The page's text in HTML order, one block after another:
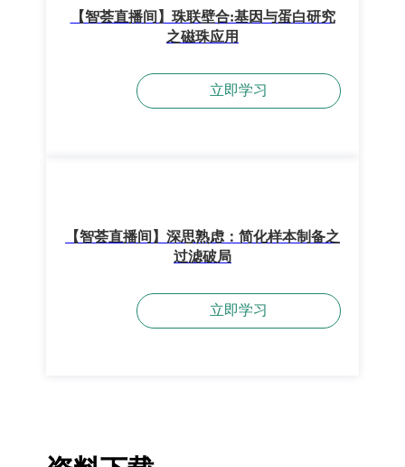
【智荟直播间】珠联壁合:基因与蛋白研究
之磁珠应用
立即学习
【智荟直播间】深思熟虑：简化样本制备之
过滤破局
立即学习